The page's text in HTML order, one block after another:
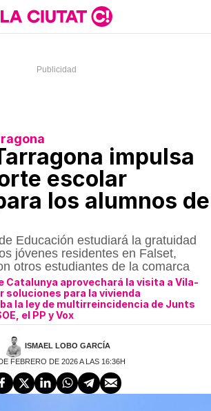
impulsa
escolar
los alumnos de
Educación estudiará la gratuidad
jóvenes residentes en Falset,
otros estudiantes de la comarca
Catalunya aprovechará la visita a Vila-
soluciones para la vivienda
la ley de multirreincidencia de Junts
el PP y Vox
ISMAEL LOBO GARCÍA
FEBRERO DE 2026 A LAS 16:36H